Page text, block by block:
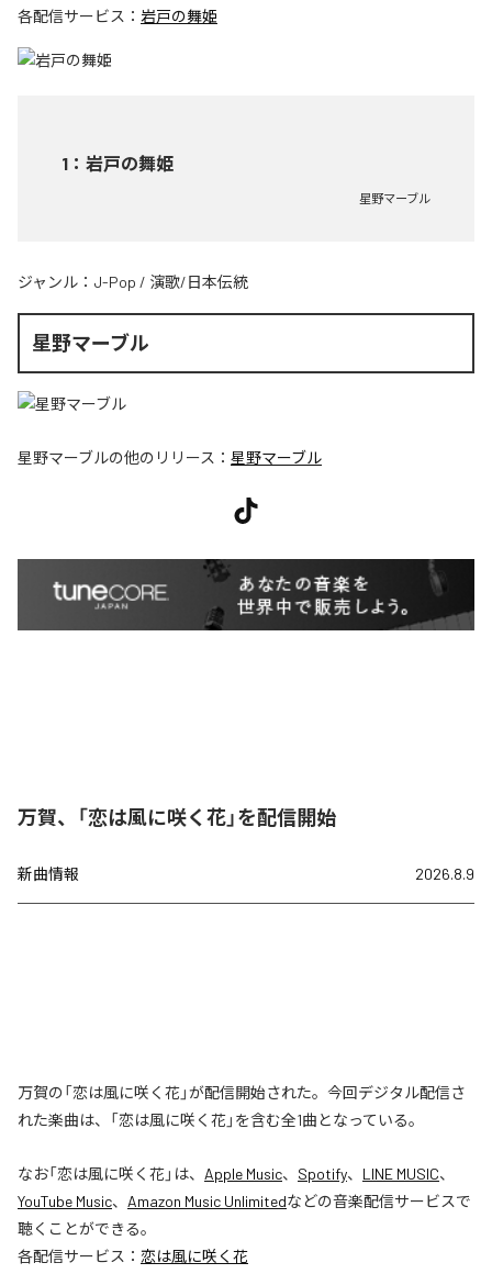
各配信サービス： 岩戸の舞姫
1 ： 岩戸の舞姫
星野マーブル
ジャンル： J-Pop / 演歌/日本伝統
星野マーブル
星野マーブルの他のリリース： 星野マーブル
万賀、「恋は風に咲く花」を配信開始
新曲情報 2026.8.9
万賀の「恋は風に咲く花」が配信開始された。今回デジタル配信さ
れた楽曲は、「恋は風に咲く花」を含む全1曲となっている。
なお「恋は風に咲く花」は、 Apple Music、 Spotify、 LINE MUSIC、
YouTube Music、 Amazon Music Unlimitedなどの音楽配信サービスで
聴くことができる。
各配信サービス： 恋は風に咲く花